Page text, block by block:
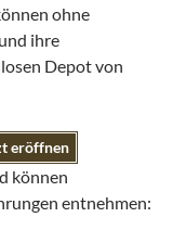
ohne
ihre
Depot von
eröffnen
können
entnehmen: